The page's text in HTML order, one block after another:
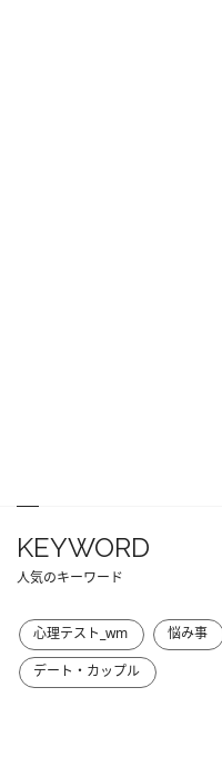
KEYWORD
人気のキーワード
心理テスト_wm 悩み事
デート・カップル